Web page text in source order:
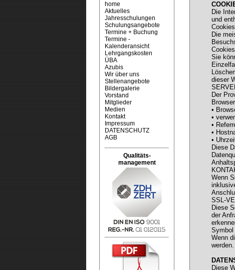
home
Aktuelles
Jahresschulungen
Schulungsangebote
Termine + Buchung
Termine -
Kalenderansicht
Lehrgangskosten
ÜBA
Azubis
Wir über uns
Stellenangebote
Bildergalerie
Vorstand
Mitglieder
Medien
Kontakt
Impressum
DATENSCHUTZ
AGB
Qualitäts-
management
Die
und
Die
Sie
dieser
Der
•
•
•
•
•
Diese
Wenn
SSL-
Diese
der
Symbol
Wenn
werden.
Diese